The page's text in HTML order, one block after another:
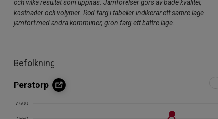
och vilka resultat som uppnås. Jämförelser görs av både kvalitet,
kostnader och volymer. Röd färg i tabeller indikerar ett sämre läge
jämfört med andra kommuner, grön färg ett bättre läge.
Befolkning
Perstorp
7 600